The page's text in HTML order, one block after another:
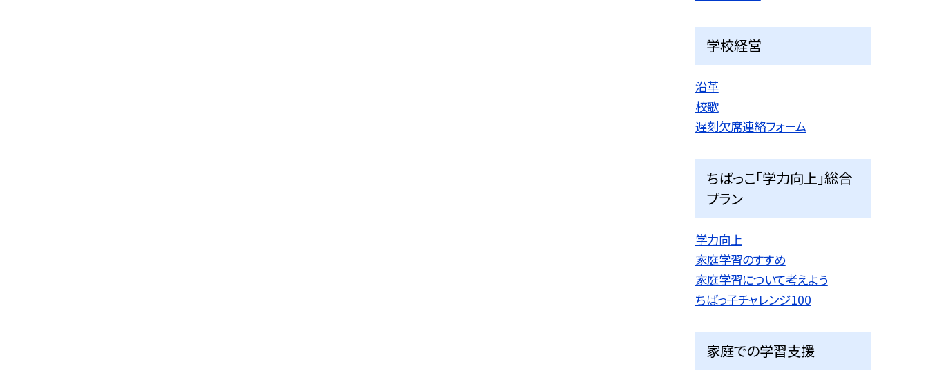
学校経営
沿革
校歌
遅刻欠席連絡フォーム
ちばっこ「学力向上」総合
プラン
学力向上
家庭学習のすすめ
家庭学習について考えよう
ちばっ子チャレンジ100
家庭での学習支援